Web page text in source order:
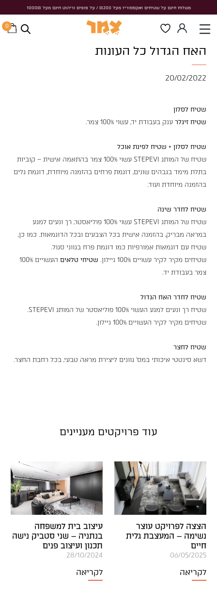
0 ראשי פרוייקטים עסקיים האח הגדול כל העונות
האח הגדול כל העונות
20/02/2022
שטיח לסלון
שטיח זיגלר ענק בעבודת יד, עשוי 100% צמר.
שטיח לסלון + שטיח לפינת אוכל
שטיח של המותג STEPEVI עשוי 100% צמר בהתאמה אישית – קוביות
בתלת מימד בגבהים שונים, דוגמת פרחים בהזמנה מיוחדת, דוגמת גלים
בהזמנה מיוחדת ועוד.
שטיח לחדר שינה
שטיח של המותג STEPEVI עשוי 100% פוליאסטר, רך ונעים למגע
במראה מבריק, בהזמנה אישית בכל הצבעים ובכל הדוגמאות. כמו כן,
שטיח עם דוגמאות אמורפיות כמו דוגמת פרח בגווני סגול.
שטיחים מקיר לקיר עשויים 100% ניילון.
שטיחי טלאים
העשויים 100%
צמר בעבודת יד.
שטיח לחדר האח הגדול
שטיח רך ונעים למגע העשוי 100% פוליאסטר של המותג STEPEVI.
שטיחים מקיר לקיר העשויים 100% ניילון.
שטיח לחצר
דשא סינטטי איכותי במס׳ גוונים ליצירת מראה טבעי, בכל רחבת החצר.
עוד פרויקטים מעניינים
הצצה לפרויקט עוצר
נשימה – המעצבת גלית
חיים
06/05/2025
לקריאה
עיצוב בית למשפחה
בנתניה – שני סטביק נישה
תכנון ועיצוב פנים
28/10/2024
לקריאה
משלוח חינם על שטיחים ואקססוריז מעל ₪200 / על פופים וריהוט חינם מעל 1000₪
משלוח חינם על שטיחים ואקססוריז מעל ₪200 / על פופים וריהוט חינם מעל 1000₪